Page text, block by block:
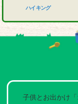
ハイキング
子供とお出かけ